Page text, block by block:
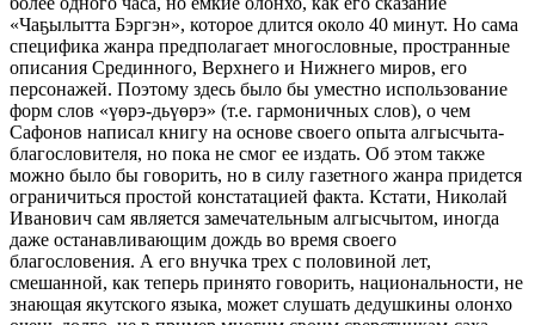
«Чаҕылытта Бэргэн», которое длится около 40 минут. Но сама
специфика жанра предполагает многословные, пространные
описания Срединного, Верхнего и Нижнего миров, его
персонажей. Поэтому здесь было бы уместно использование
форм слов «үөрэ-дьүөрэ» (т.е. гармоничных слов), о чем
Сафонов написал книгу на основе своего опыта алгысчыта-
благословителя, но пока не смог ее издать. Об этом также
можно было бы говорить, но в силу газетного жанра придется
ограничиться простой констатацией факта. Кстати, Николай
Иванович сам является замечательным алгысчытом, иногда
даже останавливающим дождь во время своего
благословения. А его внучка трех с половиной лет,
смешанной, как теперь принято говорить, национальности, не
знающая якутского языка, может слушать дедушкины олонхо